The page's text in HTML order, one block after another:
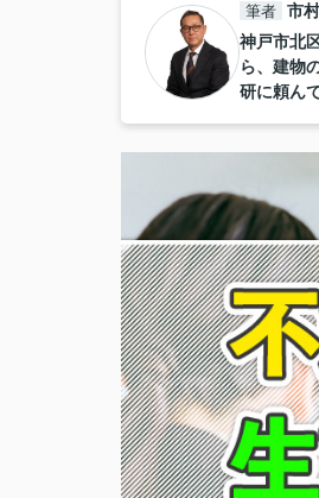
筆者 市
神戸市北
ら、建物
研に頼ん